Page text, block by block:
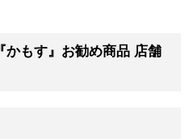
かもす』お勧め商品 店舗